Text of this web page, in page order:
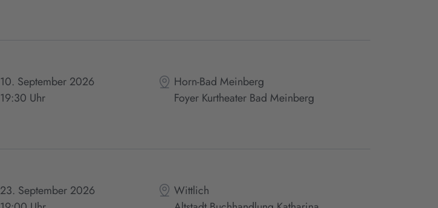
10. September 2026
19:30 Uhr
Horn-Bad Meinberg
Foyer Kurtheater Bad Meinberg
23. September 2026
Wittlich